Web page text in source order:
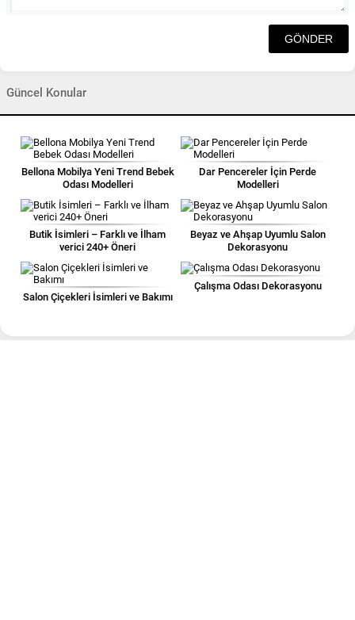
Güncel Konular
Bellona Mobilya Yeni Trend Bebek
Odası Modelleri
Dar Pencereler İçin Perde
Modelleri
Butik İsimleri – Farklı ve İlham
verici 240+ Öneri
Beyaz ve Ahşap Uyumlu Salon
Dekorasyonu
Salon Çiçekleri İsimleri ve Bakımı
Çalışma Odası Dekorasyonu